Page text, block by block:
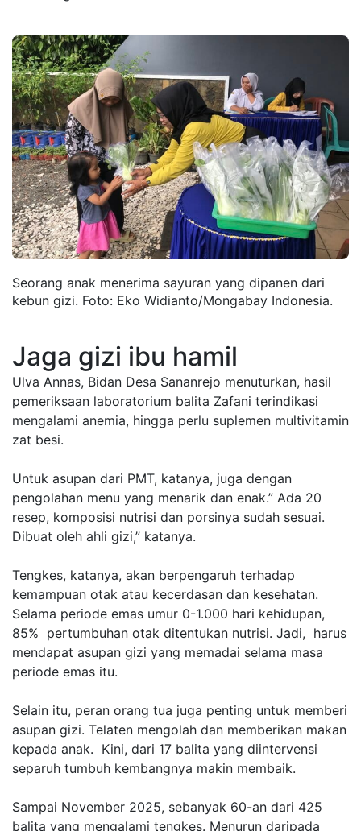
Seorang anak menerima sayuran yang dipanen dari
kebun gizi. Foto: Eko Widianto/Mongabay Indonesia.
Jaga gizi ibu hamil
Ulva Annas, Bidan Desa Sananrejo menuturkan, hasil
pemeriksaan laboratorium balita Zafani terindikasi
mengalami anemia, hingga perlu suplemen multivitamin
zat besi.
Untuk asupan dari PMT, katanya, juga dengan
pengolahan menu yang menarik dan enak.” Ada 20
resep, komposisi nutrisi dan porsinya sudah sesuai.
Dibuat oleh ahli gizi,” katanya.
Tengkes, katanya, akan berpengaruh terhadap
kemampuan otak atau kecerdasan dan kesehatan.
Selama periode emas umur 0-1.000 hari kehidupan,
85% pertumbuhan otak ditentukan nutrisi. Jadi, harus
mendapat asupan gizi yang memadai selama masa
periode emas itu.
Selain itu, peran orang tua juga penting untuk memberi
asupan gizi. Telaten mengolah dan memberikan makan
kepada anak. Kini, dari 17 balita yang diintervensi
separuh tumbuh kembangnya makin membaik.
Sampai November 2025, sebanyak 60-an dari 425
balita yang mengalami tengkes. Menurun daripada